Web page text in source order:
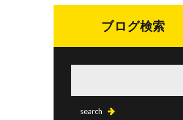
ブログ検索